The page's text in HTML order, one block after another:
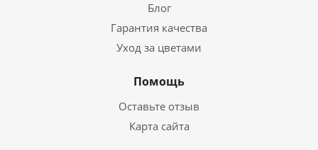
Блог
Гарантия качества
Уход за цветами
Помощь
Оставьте отзыв
Карта сайта